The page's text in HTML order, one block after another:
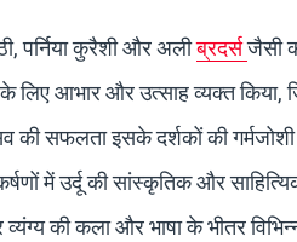
पर्निया कुरैशी और अलीब्रदर्सजैसी
आभार और उत्साह व्यक्त किया,
की सफलता इसके दर्शकों की
उर्दू की सांस्कृतिक और साहित्यिक
की कला और भाषा के भीतर